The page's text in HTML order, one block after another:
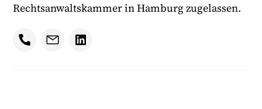
Rechtsanwaltskammer in Hamburg zugelassen.